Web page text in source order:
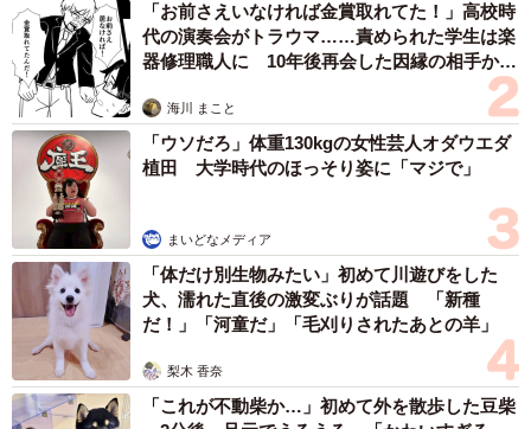
「お前さえいなければ金賞取れてた！」高校時
代の演奏会がトラウマ……責められた学生は楽
器修理職人に 10年後再会した因縁の相手から
海川 まこと
「ウソだろ」体重130kgの女性芸人オダウエダ
植田 大学時代のほっそり姿に「マジで」
まいどなメディア
「体だけ別生物みたい」初めて川遊びをした
犬、濡れた直後の激変ぶりが話題 「新種
だ！」「河童だ」「毛刈りされたあとの羊」
梨木 香奈
「これが不動柴か…」初めて外を散歩した豆柴